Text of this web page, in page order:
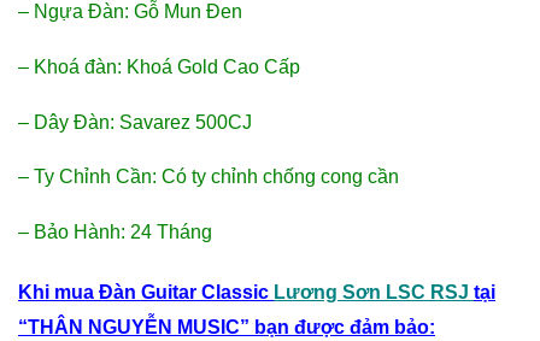
– Ngựa Đàn: Gỗ Mun Đen
– Khoá đàn: Khoá Gold Cao Cấp
– Dây Đàn: Savarez 500CJ
– Ty Chỉnh Cần: Có ty chỉnh chống cong cần
– Bảo Hành: 24 Tháng
Khi mua Đàn Guitar Classic Lương Sơn LSC RSJ tại
“THÂN NGUYỄN MUSIC” bạn được đảm bảo: